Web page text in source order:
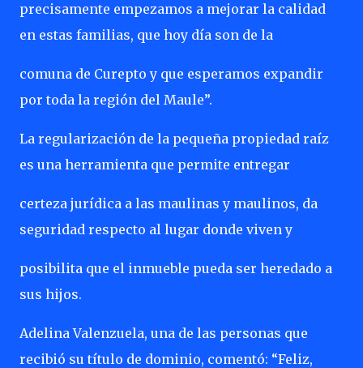
precisamente empezamos a mejorar la calidad
en estas familias, que hoy día son de la
comuna de Curepto y que esperamos expandir
por toda la región del Maule”.
La regularización de la pequeña propiedad raíz
es una herramienta que permite entregar
certeza jurídica a las maulinas y maulinos, da
seguridad respecto al lugar donde viven y
posibilita que el inmueble pueda ser heredado a
sus hijos.
Adelina Valenzuela, una de las personas que
recibió su título de dominio, comentó: “Feliz,